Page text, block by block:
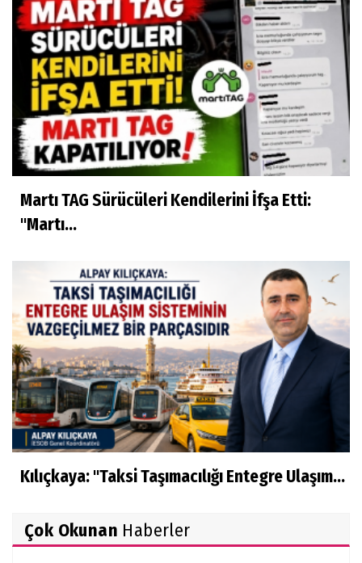
Martı TAG Sürücüleri Kendilerini İfşa Etti:
"Martı...
Kılıçkaya: "Taksi Taşımacılığı Entegre Ulaşım...
Çok Okunan Haberler